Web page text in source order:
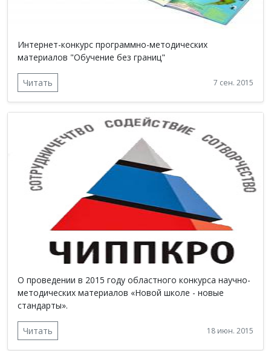
Интернет-конкурс программно-методических
материалов "Обучение без границ"
Читать 7 сен. 2015
О проведении в 2015 году областного конкурса научно-
методических материалов «Новой школе - новые
стандарты».
Читать 18 июн. 2015